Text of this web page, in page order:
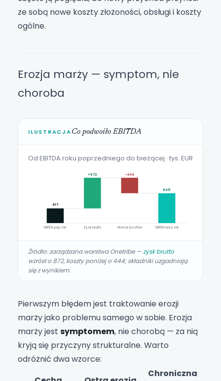
ze sobą nowe koszty złożoności, obsługi i koszty
ogólne.
Erozja marży — symptom, nie
choroba
ILUSTRACJACo podwoiło EBITDA
Od EBITDA roku poprzedniego do bieżącej · tys. EUR
417
+872 −444
845
EBITDA pop. rok Zysk brutto Wzrost kosztów EBITDA bież. rok
Źródło: zarządzana warstwa Onetribe —zysk brutto
wzrósł o 872, koszty poniżej o 444; składniki uzgadniają
się z wynikiem.
Pierwszym błędem jest traktowanie erozji
marży jako problemu samego w sobie. Erozja
marży jest symptomem, nie chorobą — za nią
kryją się przyczyny strukturalne. Warto
odróżnić dwa wzorce:
Chroniczna